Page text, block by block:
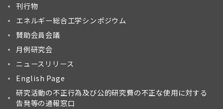
刊行物
エネルギー総合工学シンポジウム
賛助会員会議
月例研究会
ニュースリリース
English Page
研究活動の不正行為及び公的研究費の不正な使用に対する
告発等の通報窓口